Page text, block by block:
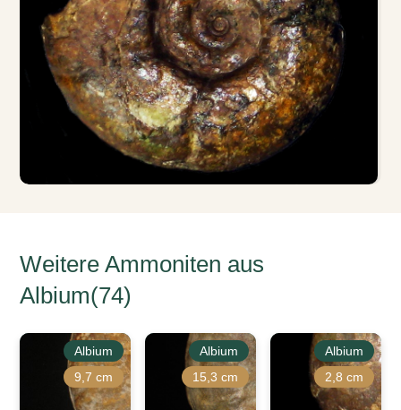
Weitere Ammoniten aus
Albium(74)
Albium
9,7 cm
Albium
15,3 cm
Albium
2,8 cm